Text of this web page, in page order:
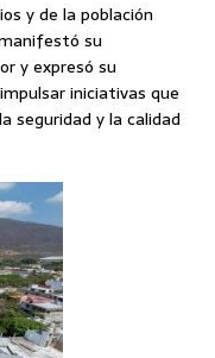
y de la población
su
y expresó su
iniciativas que
seguridad y la calidad